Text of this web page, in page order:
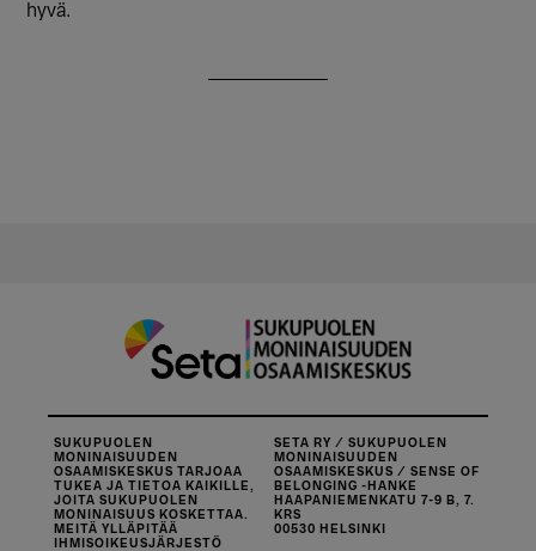
hyvä.
SUKUPUOLEN
MONINAISUUDEN
OSAAMISKESKUS TARJOAA
TUKEA JA TIETOA KAIKILLE,
JOITA SUKUPUOLEN
MONINAISUUS KOSKETTAA.
MEITÄ YLLÄPITÄÄ
IHMISOIKEUSJÄRJESTÖ
SETA RY / SUKUPUOLEN
MONINAISUUDEN
OSAAMISKESKUS / SENSE OF
BELONGING -HANKE
HAAPANIEMENKATU 7-9 B, 7.
KRS
00530 HELSINKI